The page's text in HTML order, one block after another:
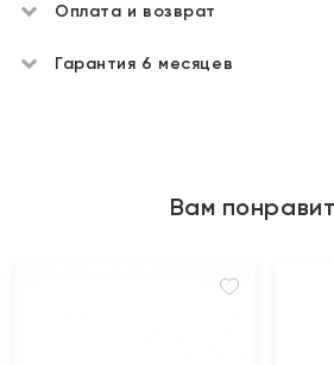
Оплата и возврат
Гарантия 6 месяцев
Вам